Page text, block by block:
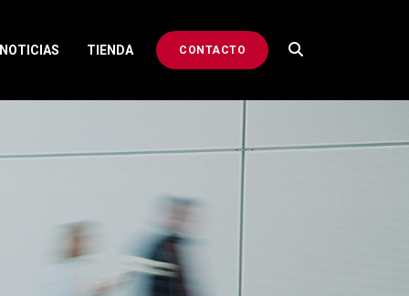
NOTICIAS TIENDA CONTACTO